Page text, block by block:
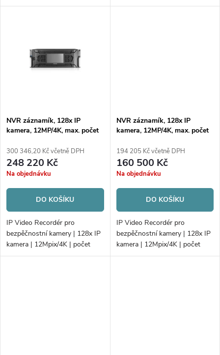
disků 16xHDD/RAID |
disků 16xHDD/RAID |
NVR záznamík, 128x IP
kamera, 12MP/4K, max. počet
300 346,20 Kč včetně DPH
248 220 Kč
Na objednávku
DO KOŠÍKU
IP Video Recordér pro
bezpěčnostní kamery | 128x IP
kamera | 12Mpix/4K | počet
disků 24xHDD/RAID |
NVR záznamík, 128x IP
kamera, 12MP/4K, max. počet
194 205 Kč včetně DPH
160 500 Kč
Na objednávku
DO KOŠÍKU
IP Video Recordér pro
bezpěčnostní kamery | 128x IP
kamera | 12Mpix/4K | počet
disků 24xHDD/RAID |